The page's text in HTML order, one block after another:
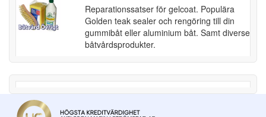
Reparationssatser för gelcoat. Populära
Golden teak sealer och rengöring till din
gummibåt eller aluminium båt. Samt diverse
båtvårdsprodukter.